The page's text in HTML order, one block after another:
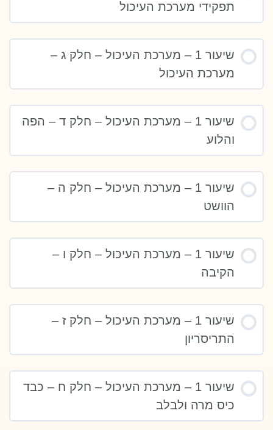
תפקידי מערכת העיכול
שיעור 1 – מערכת העיכול – חלק ג –
מערכת העיכול
שיעור 1 – מערכת העיכול – חלק ד – הפה
והלוע
שיעור 1 – מערכת העיכול – חלק ה –
הוושט
שיעור 1 – מערכת העיכול – חלק ו –
הקיבה
שיעור 1 – מערכת העיכול – חלק ז –
התריסריון
שיעור 1 – מערכת העיכול – חלק ח – כבד
כיס מרה ולבלב